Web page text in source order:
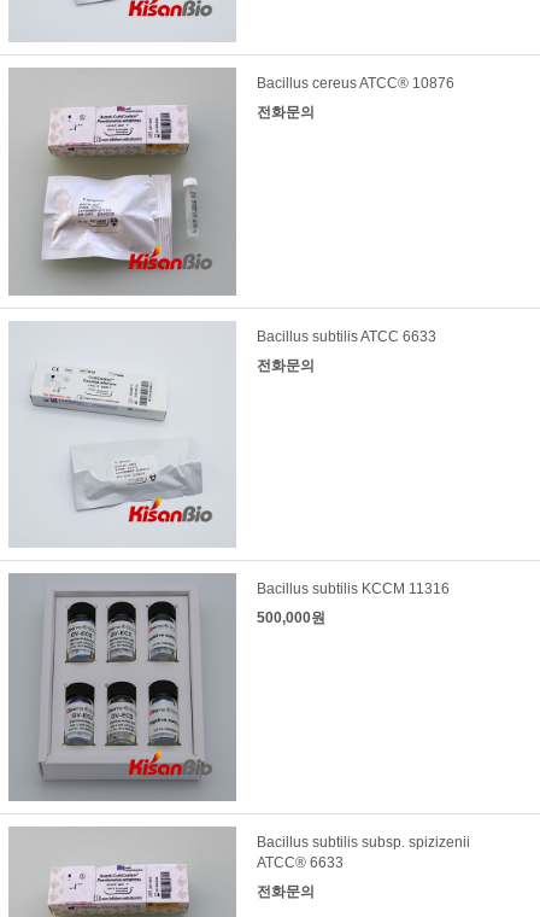
Bacillus cereus ATCC® 10876
전화문의
Bacillus subtilis ATCC 6633
전화문의
Bacillus subtilis KCCM 11316
500,000원
Bacillus subtilis subsp. spizizenii
ATCC® 6633
전화문의